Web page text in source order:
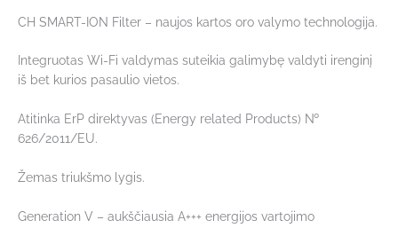
CH SMART-ION Filter – naujos kartos oro valymo technologija.
Integruotas Wi-Fi valdymas suteikia galimybę valdyti irenginį
iš bet kurios pasaulio vietos.
Atitinka ErP direktyvas (Energy related Products) №
626/2011/EU.
Žemas triukšmo lygis.
Generation V – aukščiausia A+++ energijos vartojimo